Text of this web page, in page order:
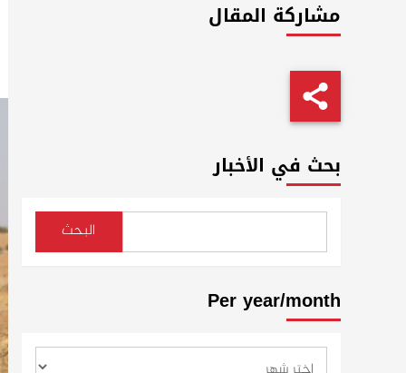
مشاركة المقال
بحث في الأخبار
البحث
Per year/month